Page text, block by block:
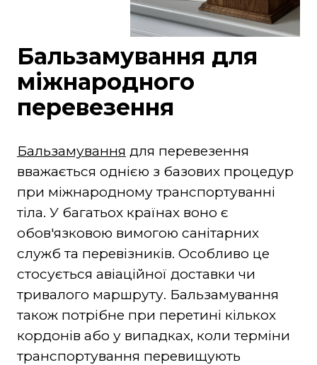
Бальзамування для
міжнародного
перевезення
Бальзамування для перевезення
вважається однією з базових процедур
при міжнародному транспортуванні
тіла. У багатьох країнах воно є
обов'язковою вимогою санітарних
служб та перевізників. Особливо це
стосується авіаційної доставки чи
тривалого маршруту. Бальзамування
також потрібне при перетині кількох
кордонів або у випадках, коли терміни
транспортування перевищують